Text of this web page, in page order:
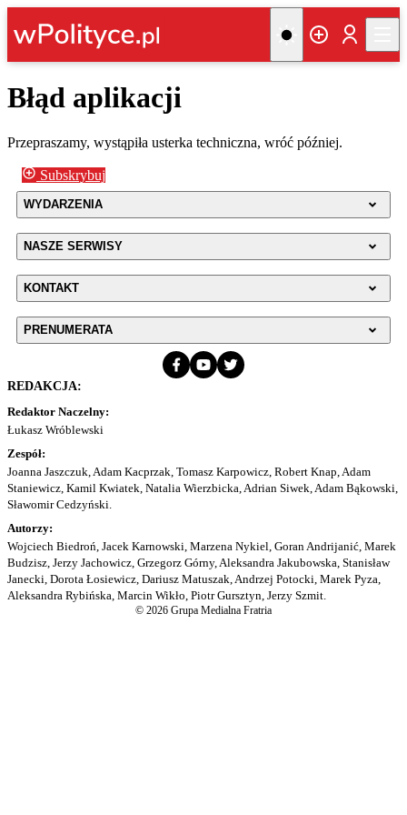
Błąd aplikacji
Przepraszamy, wystąpiła usterka techniczna, wróć później.
Subskrybuj
WYDARZENIA
NASZE SERWISY
KONTAKT
PRENUMERATA
REDAKCJA:
Redaktor Naczelny:
Łukasz Wróblewski
Zespół:
Joanna Jaszczuk, Adam Kacprzak, Tomasz Karpowicz, Robert Knap, Adam
Staniewicz, Kamil Kwiatek, Natalia Wierzbicka, Adrian Siwek, Adam Bąkowski,
Sławomir Cedzyński.
Autorzy:
Wojciech Biedroń, Jacek Karnowski, Marzena Nykiel, Goran Andrijanić, Marek
Budzisz, Jerzy Jachowicz, Grzegorz Górny, Aleksandra Jakubowska, Stanisław
Janecki, Dorota Łosiewicz, Dariusz Matuszak, Andrzej Potocki, Marek Pyza,
Aleksandra Rybińska, Marcin Wikło, Piotr Gursztyn, Jerzy Szmit.
© 2026 Grupa Medialna Fratria